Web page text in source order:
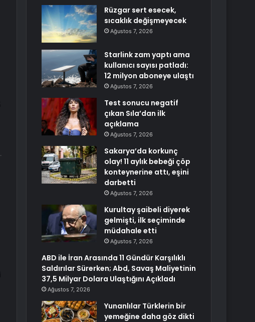
Rüzgar sert esecek,
sıcaklık değişmeyecek
Ağustos 7, 2026
Starlink zam yaptı ama
kullanıcı sayısı patladı:
12 milyon aboneye ulaştı
Ağustos 7, 2026
Test sonucu negatif
çıkan Sıla’dan ilk
açıklama
Ağustos 7, 2026
Sakarya’da korkunç
olay! 11 aylık bebeği çöp
konteynerine attı, eşini
darbetti
Ağustos 7, 2026
Kurultay şaibeli diyerek
gelmişti, ilk seçiminde
müdahale etti
Ağustos 7, 2026
ABD ile İran Arasında 11 Gündür Karşılıklı
Saldırılar Sürerken; Abd, Savaş Maliyetinin
37,5 Milyar Dolara Ulaştığını Açıkladı
Ağustos 7, 2026
Yunanlılar Türklerin bir
yemeğine daha göz dikti